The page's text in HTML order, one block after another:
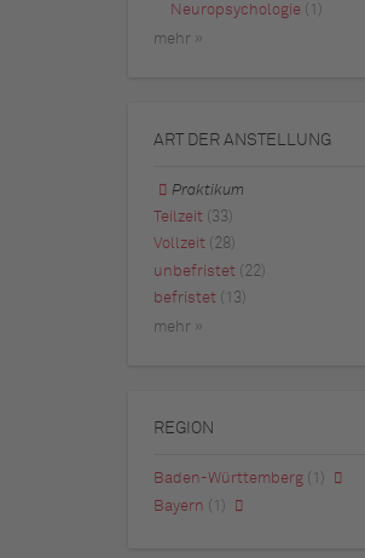
Neuropsychologie (1)
mehr »
ART DER ANSTELLUNG
Praktikum
Teilzeit
(33)
Vollzeit
(28)
unbefristet (22)
befristet (13)
mehr »
REGION
Baden-Württemberg (1)
Bayern
(1)